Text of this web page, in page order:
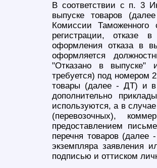
В соответствии с п. 3
выпуске товаров
Комиссии
регистрации, отказе
оформления отказа в
оформляется
"Отказано в выпуске"
требуется) под номером
товары (далее - ДТ) и в
дополнительно
используются, а в
(перевозочных),
предоставлением
перечня товаров (далее
экземпляра заявления
подписью и оттиском